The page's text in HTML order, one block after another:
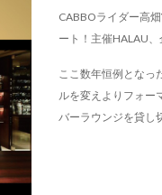
CABBOライダー高
ート！主催HALAU、
ここ数年恒例となっ
ルを変えよりフォー
バーラウンジを貸し